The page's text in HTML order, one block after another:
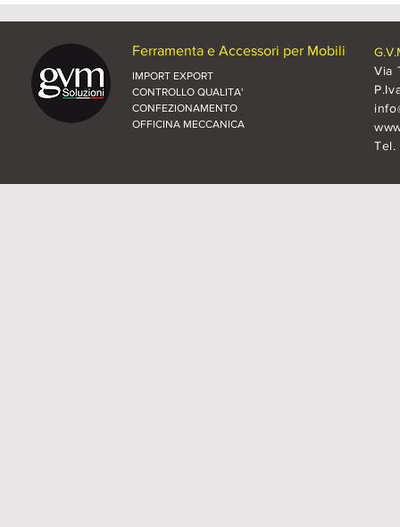
Ferramenta e Accessori per Mobili
IMPORT EXPORT
CONTROLLO QUALITA'
CONFEZIONAMENTO
OFFICINA MECCANICA
Via
Tel.